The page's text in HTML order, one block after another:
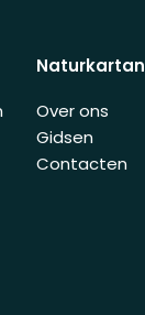
Naturkartan
Over ons
Gidsen
Contacten